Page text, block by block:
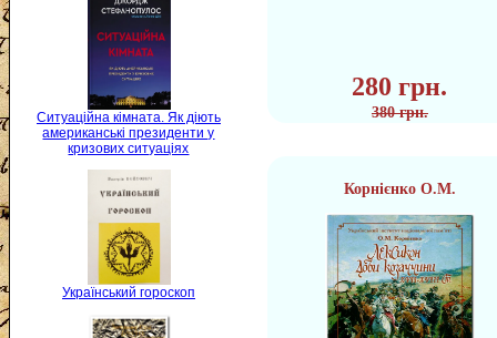
Ситуаційна кімната. Як діють
американські президенти у
кризових ситуаціях
Український гороскоп
280 грн.
380 грн.
Корнієнко О.М.